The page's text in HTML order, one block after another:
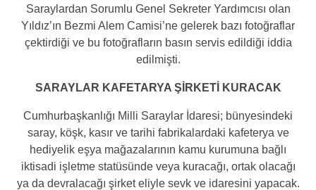
Saraylardan Sorumlu Genel Sekreter Yardımcısı olan
Yıldız’ın Bezmi Alem Camisi’ne gelerek bazı fotoğraflar
çektirdiği ve bu fotoğrafların basın servis edildiği iddia
edilmişti.
SARAYLAR KAFETARYA ŞİRKETİ KURACAK
Cumhurbaşkanlığı Milli Saraylar İdaresi; bünyesindeki
saray, köşk, kasır ve tarihi fabrikalardaki kafeterya ve
hediyelik eşya mağazalarının kamu kurumuna bağlı
iktisadi işletme statüsünde veya kuracağı, ortak olacağı
ya da devralacağı şirket eliyle sevk ve idaresini yapacak.